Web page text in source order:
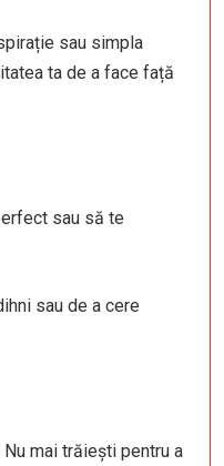
sau simpla
ta de a face față
sau să te
sau de a cere
mai trăiești pentru a